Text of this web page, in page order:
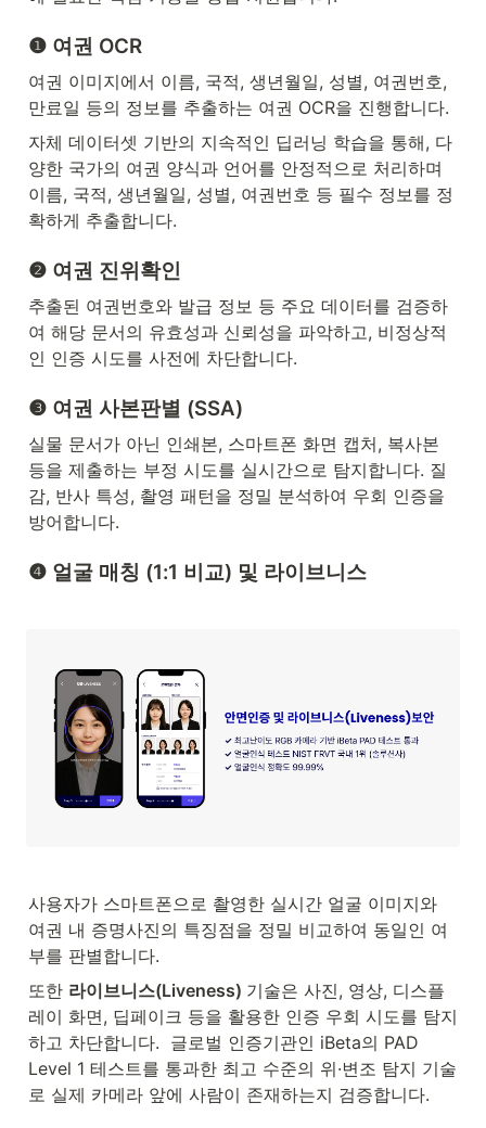
❶ 여권 OCR
여권 이미지에서 이름, 국적, 생년월일, 성별, 여권번호,
만료일 등의 정보를 추출하는 여권 OCR을 진행합니다.
자체 데이터셋 기반의 지속적인 딥러닝 학습을 통해, 다
양한 국가의 여권 양식과 언어를 안정적으로 처리하며
이름, 국적, 생년월일, 성별, 여권번호 등 필수 정보를 정
확하게 추출합니다.
❷ 여권 진위확인
추출된 여권번호와 발급 정보 등 주요 데이터를 검증하
여 해당 문서의 유효성과 신뢰성을 파악하고, 비정상적
인 인증 시도를 사전에 차단합니다.
❸ 여권 사본판별 (SSA)
실물 문서가 아닌 인쇄본, 스마트폰 화면 캡처, 복사본
등을 제출하는 부정 시도를 실시간으로 탐지합니다. 질
감, 반사 특성, 촬영 패턴을 정밀 분석하여 우회 인증을
방어합니다.
❹ 얼굴 매칭 (1:1 비교) 및 라이브니스
사용자가 스마트폰으로 촬영한 실시간 얼굴 이미지와
여권 내 증명사진의 특징점을 정밀 비교하여 동일인 여
부를 판별합니다.
또한 라이브니스(Liveness) 기술은 사진, 영상, 디스플
레이 화면, 딥페이크 등을 활용한 인증 우회 시도를 탐지
하고 차단합니다.  글로벌 인증기관인 iBeta의 PAD
Level 1 테스트를 통과한 최고 수준의 위·변조 탐지 기술
로 실제 카메라 앞에 사람이 존재하는지 검증합니다.